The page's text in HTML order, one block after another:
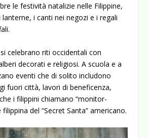
le festività natalizie nelle Filippine,
i canti nei negozi e i regali
celebrano riti occidentali con
decorati e religiosi. A scuola e a
eventi che di solito includono
fuori città, lavori di beneficenza,
i filippini chiamano “monitor-
del “Secret Santa” americano.